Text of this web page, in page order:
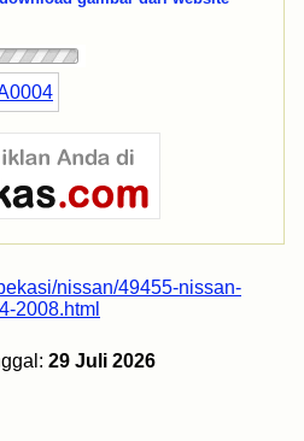
nissan/49455-nissan-
2008.html
29 Juli 2026